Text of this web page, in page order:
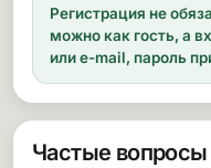
Регистрация не
можно как гость, а
или e-mail, пароль
Частые вопросы